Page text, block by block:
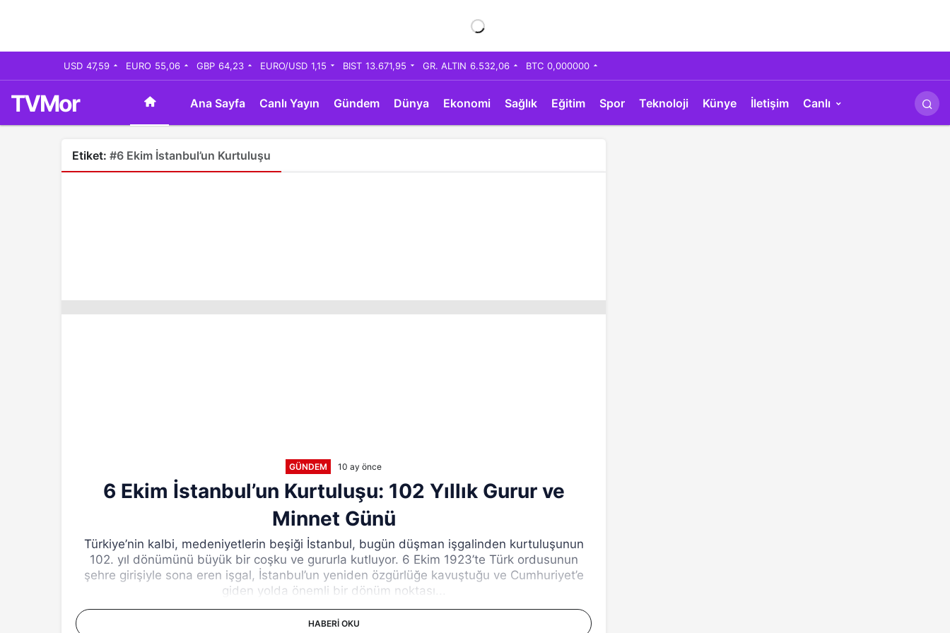
USD 47,59 EURO 55,06 GBP 64,23 EURO/USD 1,15 BIST 13.671,95 GR. ALTIN 6.532,06 BTC 0,000000
TVMor Ana Sayfa Canlı Yayın Gündem Dünya Ekonomi Sağlık Eğitim Spor Teknoloji Künye İletişim Canlı
Etiket: #6 Ekim İstanbul’un Kurtuluşu
GÜNDEM 10 ay önce
6 Ekim İstanbul’un Kurtuluşu: 102 Yıllık Gurur ve
Minnet Günü
Türkiye’nin kalbi, medeniyetlerin beşiği İstanbul, bugün düşman işgalinden kurtuluşunun
102. yıl dönümünü büyük bir coşku ve gururla kutluyor. 6 Ekim 1923’te Türk ordusunun
şehre girişiyle sona eren işgal, İstanbul’un yeniden özgürlüğe kavuştuğu ve Cumhuriyet’e
giden yolda önemli bir dönüm noktası...
HABERI OKU